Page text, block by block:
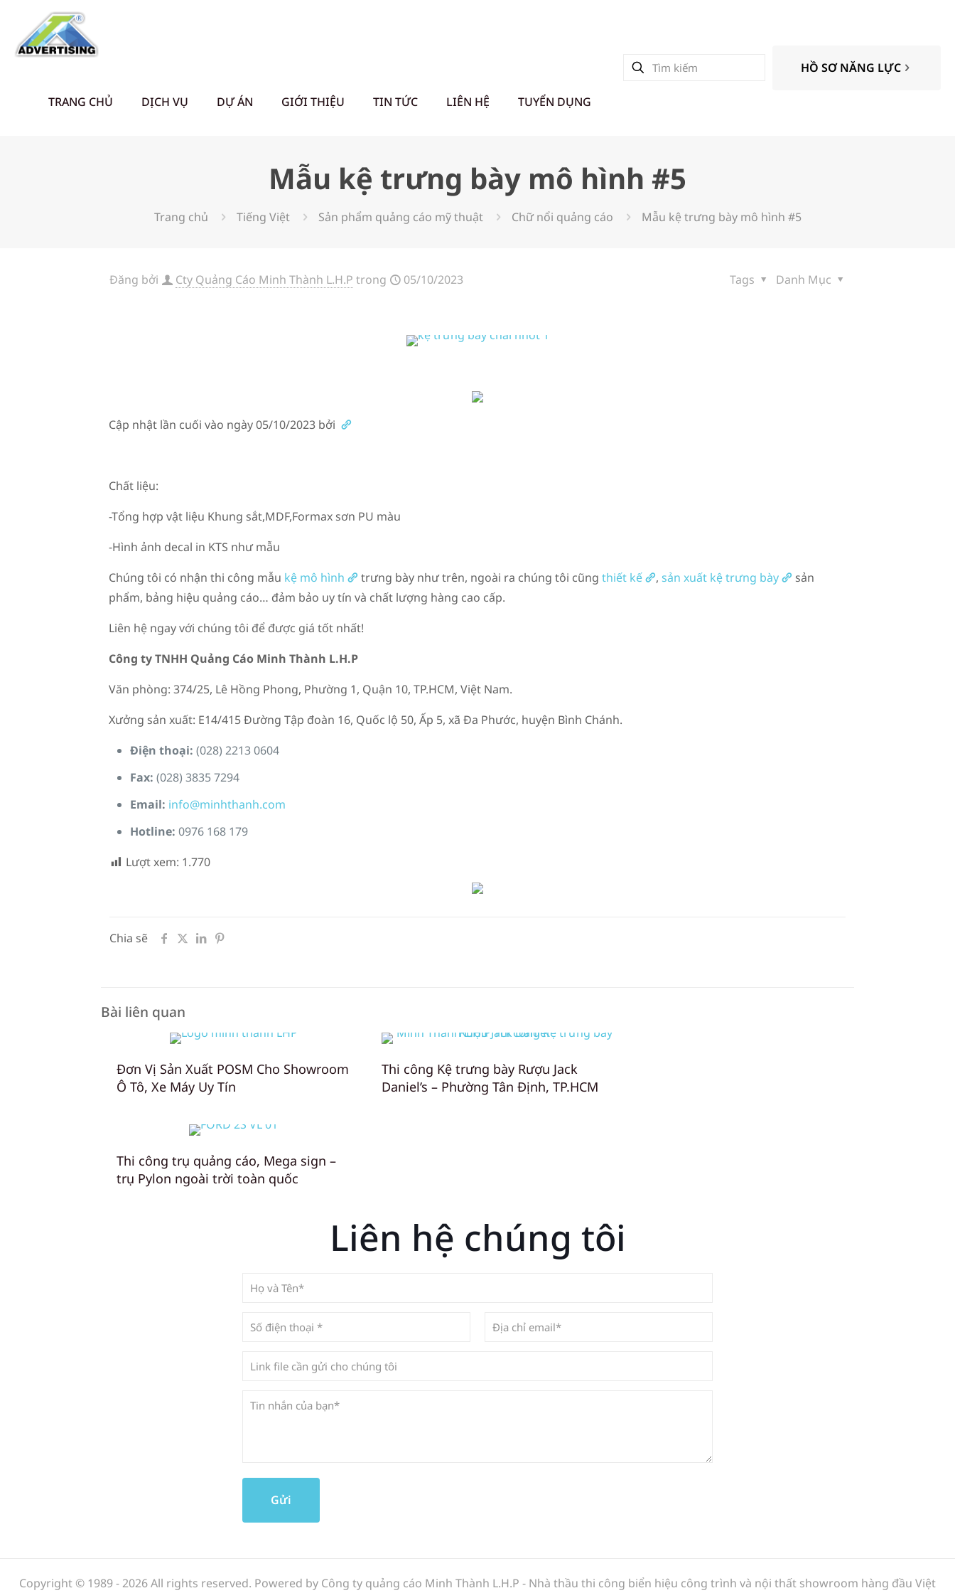
TRANG CHỦ DỊCH VỤ DỰ ÁN GIỚI THIỆU TIN TỨC LIÊN HỆ TUYỂN DỤNG
HỒ SƠ NĂNG LỰC
Mẫu kệ trưng bày mô hình #5
Trang chủ Tiếng Việt Sản phẩm quảng cáo mỹ thuật Chữ nổi quảng cáo Mẫu kệ trưng bày mô hình #5
Đăng bởi Cty Quảng Cáo Minh Thành L.H.P trong 05/10/2023 Danh Mục
Tags
Cập nhật lần cuối vào ngày 05/10/2023 bởi
Chất liệu:
-Tổng hợp vật liệu Khung sắt,MDF,Formax sơn PU màu
-Hình ảnh decal in KTS như mẫu
Chúng tôi có nhận thi công mẫu kệ mô hình trưng bày như trên, ngoài ra chúng tôi cũng thiết kế , sản xuất kệ trưng bày
sản
phẩm, bảng hiệu quảng cáo… đảm bảo uy tín và chất lượng hàng cao cấp.
Liên hệ ngay với chúng tôi để được giá tốt nhất!
Công ty TNHH Quảng Cáo Minh Thành L.H.P
Văn phòng: 374/25, Lê Hồng Phong, Phường 1, Quận 10, TP.HCM, Việt Nam.
Xưởng sản xuất: E14/415 Đường Tập đoàn 16, Quốc lộ 50, Ấp 5, xã Đa Phước, huyện Bình Chánh.
Điện thoại: (028) 2213 0604
Fax: (028) 3835 7294
Email: info@minhthanh.com
Hotline: 0976 168 179
Lượt xem: 1.770
Chia sẽ
Bài liên quan
Đơn Vị Sản Xuất POSM Cho Showroom
Ô Tô, Xe Máy Uy Tín
Thi công Kệ trưng bày Rượu Jack
Daniel’s – Phường Tân Định, TP.HCM
Thi công trụ quảng cáo, Mega sign –
trụ Pylon ngoài trời toàn quốc
Liên hệ chúng tôi
Copyright © 1989 - 2026 All rights reserved. Powered by Công ty quảng cáo Minh Thành L.H.P - Nhà thầu thi công biển hiệu công trình và nội thất showroom hàng đầu Việt